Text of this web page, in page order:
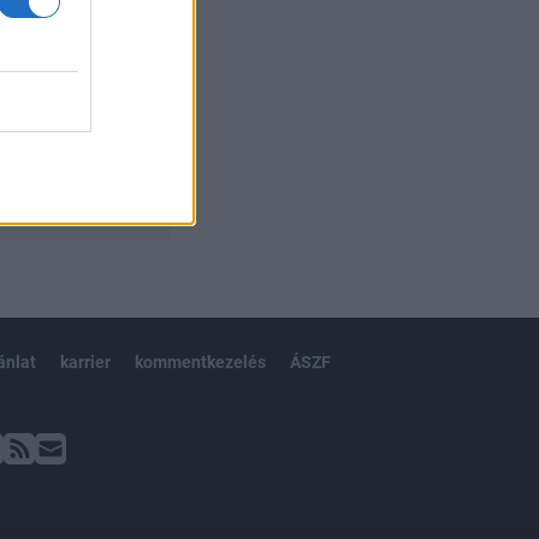
karrier kommentkezelés ÁSZF